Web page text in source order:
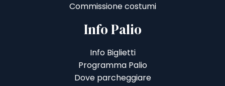
Commissione costumi
Info Palio
Info Biglietti
Programma Palio
Dove parcheggiare